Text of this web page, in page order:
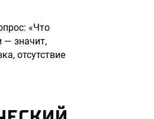
«Что
— значит,
отсутствие